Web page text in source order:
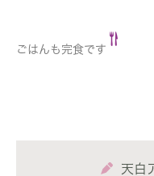
ごはんも完食です
天白